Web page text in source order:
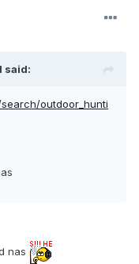
said:
outdoor_hunti
nas